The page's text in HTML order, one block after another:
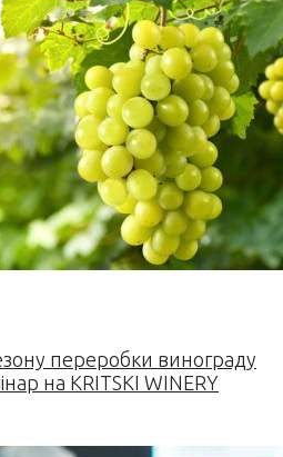
переробки винограду
на KRITSKI WINERY